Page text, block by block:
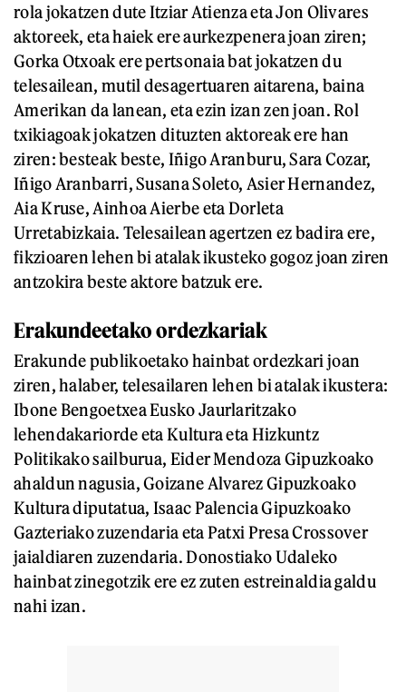
rola jokatzen dute Itziar Atienza eta Jon Olivares
aktoreek, eta haiek ere aurkezpenera joan ziren;
Gorka Otxoak ere pertsonaia bat jokatzen du
telesailean, mutil desagertuaren aitarena, baina
Amerikan da lanean, eta ezin izan zen joan. Rol
txikiagoak jokatzen dituzten aktoreak ere han
ziren: besteak beste, Iñigo Aranburu, Sara Cozar,
Iñigo Aranbarri, Susana Soleto, Asier Hernandez,
Aia Kruse, Ainhoa Aierbe eta Dorleta
Urretabizkaia. Telesailean agertzen ez badira ere,
fikzioaren lehen bi atalak ikusteko gogoz joan ziren
antzokira beste aktore batzuk ere.
Erakundeetako ordezkariak
Erakunde publikoetako hainbat ordezkari joan
ziren, halaber, telesailaren lehen bi atalak ikustera:
Ibone Bengoetxea Eusko Jaurlaritzako
lehendakariorde eta Kultura eta Hizkuntz
Politikako sailburua, Eider Mendoza Gipuzkoako
ahaldun nagusia, Goizane Alvarez Gipuzkoako
Kultura diputatua, Isaac Palencia Gipuzkoako
Gazteriako zuzendaria eta Patxi Presa Crossover
jaialdiaren zuzendaria. Donostiako Udaleko
hainbat zinegotzik ere ez zuten estreinaldia galdu
nahi izan.